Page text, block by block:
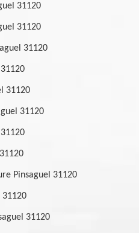
31120
31120
31120
31120
31120
Pinsaguel 31120
31120
31120